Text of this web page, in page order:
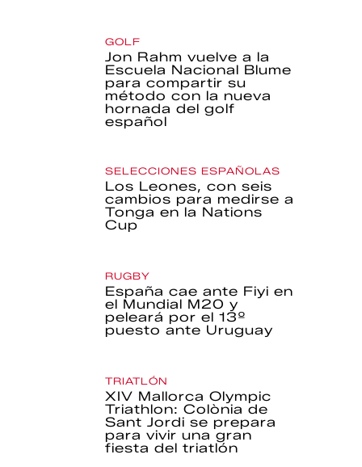
GOLF
Jon Rahm vuelve a la
Escuela Nacional Blume
para compartir su
método con la nueva
hornada del golf
español
SELECCIONES ESPAÑOLAS
Los Leones, con seis
cambios para medirse a
Tonga en la Nations
Cup
RUGBY
España cae ante Fiyi en
el Mundial M20 y
peleará por el 13º
puesto ante Uruguay
TRIATLÓN
XIV Mallorca Olympic
Triathlon: Colònia de
Sant Jordi se prepara
para vivir una gran
fiesta del triatlón